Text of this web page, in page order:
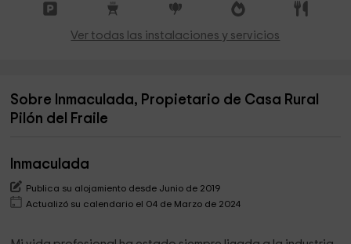
Ver todas las instalaciones y servicios
Sobre Inmaculada, Propietario de Casa Rural
Pilón del Fraile
Inmaculada
Publica su alojamiento desde Junio de 2019
Actualizó su calendario el 04 de Marzo de 2024